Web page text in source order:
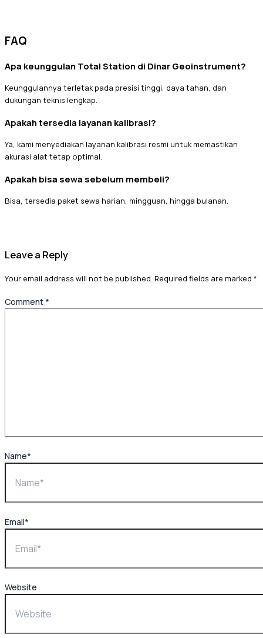
FAQ
Apa keunggulan Total Station di Dinar Geoinstrument?
Keunggulannya terletak pada presisi tinggi, daya tahan, dan
dukungan teknis lengkap.
Apakah tersedia layanan kalibrasi?
Ya, kami menyediakan layanan kalibrasi resmi untuk memastikan
akurasi alat tetap optimal.
Apakah bisa sewa sebelum membeli?
Bisa, tersedia paket sewa harian, mingguan, hingga bulanan.
Leave a Reply
Your email address will not be published. Required fields are marked *
Comment *
Name*
Email*
Website